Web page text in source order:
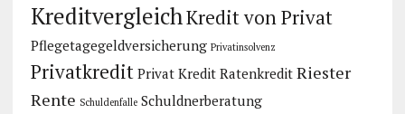
KreditvergleichKredit von Privat
Pflegetagegeldversicherung Privatinsolvenz
Privatkredit Privat Kredit Ratenkredit Riester
Rente Schuldenfalle Schuldnerberatung